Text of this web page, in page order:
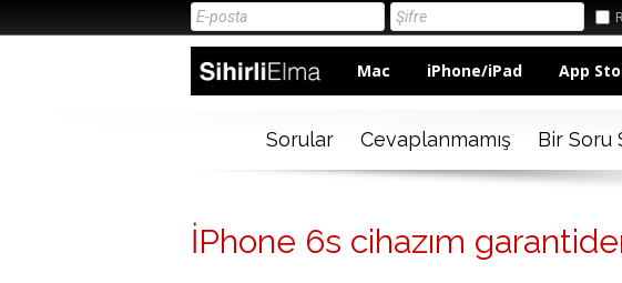
Mac iPhone/iPad App
Sorular Cevaplanmamış Bir Soru
İPhone 6s cihazım